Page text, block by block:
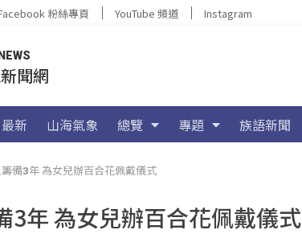
粉絲專頁 YouTube 頻道 Instagram
聞網
最新 山海氣象 總覽 專題 族語新聞
備3年 為女兒辦百合花佩戴儀式
3年 為女兒辦百合花佩戴儀式